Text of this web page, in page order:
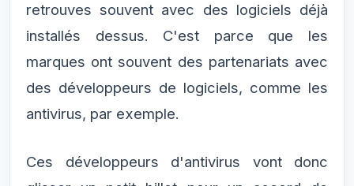
retrouves souvent avec des logiciels déjà
installés dessus. C'est parce que les
marques ont souvent des partenariats avec
des développeurs de logiciels, comme les
antivirus, par exemple.
Ces développeurs d'antivirus vont donc